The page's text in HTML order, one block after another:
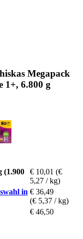
Megapack
1+, 6.800 g
(1.900
€ 10,01 (€
5,27 / kg)
in € 36,49
(€ 5,37 / kg)
€ 46,50